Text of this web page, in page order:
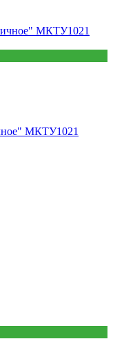
МКТУ1021